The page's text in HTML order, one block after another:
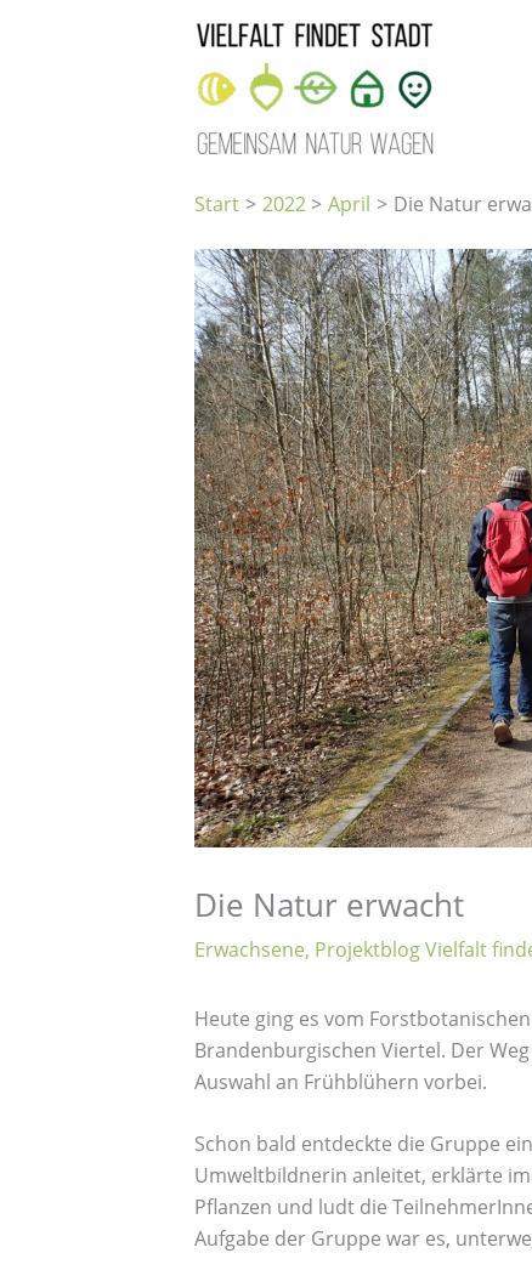
Start 2022 April Die Natur
Die Natur erwacht
Erwachsene, Projektblog Vielfalt
Heute ging es vom
Brandenburgischen Viertel. Der
Auswahl an Frühblühern vorbei.
Schon bald entdeckte die Gruppe
Umweltbildnerin anleitet, erklärte
Pflanzen und ludt die
Aufgabe der Gruppe war es,